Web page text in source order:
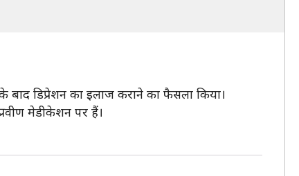
डिप्रेशन का इलाज कराने का फैसला किया।
मेडीकेशन पर हैं।